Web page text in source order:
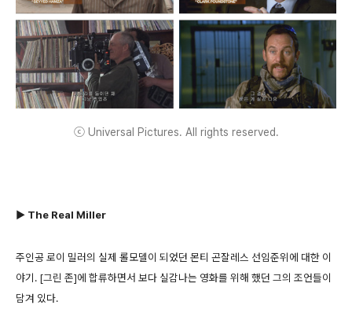
ⓒ Universal Pictures. All rights reserved.
▶ The Real Miller
주인공 로이 밀러의 실제 롤모델이 되었던 몬티 곤잘레스 선임준위에 대한 이
야기. [그린 존]에 합류하면서 보다 실감나는 영화를 위해 했던 그의 조언들이
담겨 있다.